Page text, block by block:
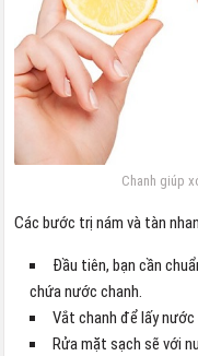
Chanh giúp
Các bước trị nám và tàn
Đầu tiên, bạn cần
chứa nước chanh.
Vắt chanh để lấy
Rửa mặt sạch sẽ với